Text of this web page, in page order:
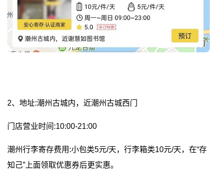
2、地址:潮州古城内，近潮州古城西门
门店营业时间:10:00-21:00
潮州行李寄存费用:小包类5元/天，行李箱类10元/天，在“存
知己”上面领取优惠券后更实惠。